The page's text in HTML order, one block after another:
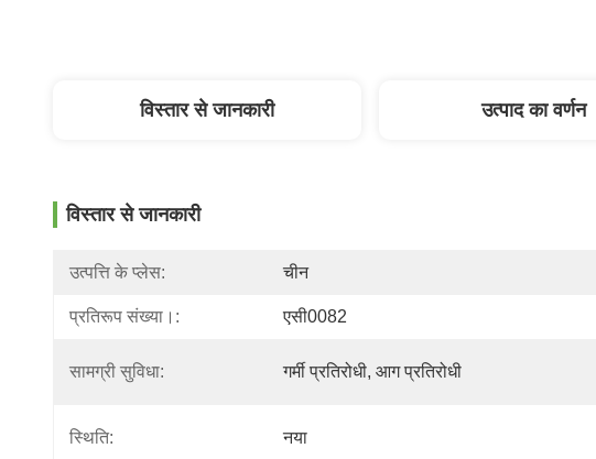
विस्तार से जानकारी उत्पाद का वर्णन
विस्तार से जानकारी
उत्पत्ति के प्लेस: चीन
प्रतिरूप संख्या।: एसी0082
सामग्री सुविधा: गर्मी प्रतिरोधी, आग प्रतिरोधी
स्थिति: नया